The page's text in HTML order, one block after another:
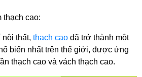
thạch cao:
thất, thạch cao đã trở thành một
biến nhất trên thế giới, được ứng
thạch cao và vách thạch cao.